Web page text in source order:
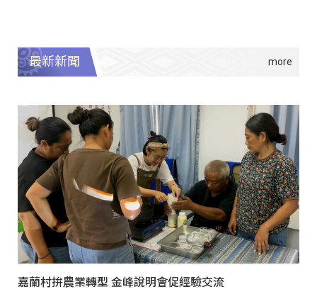
最新新聞
嘉蘭村拚農業轉型 金峰說明會促經驗交流